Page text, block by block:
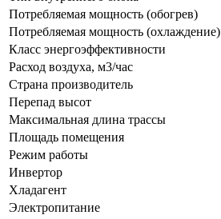
Потребляемая мощность (обогрев)
Потребляемая мощность (охлаждение)
Класс энергоэффективности
Расход воздуха, м3/час
Страна производитель
Перепад высот
Максимальная длина трассы
Площадь помещения
Режим работы
Инвертор
Хладагент
Электропитание